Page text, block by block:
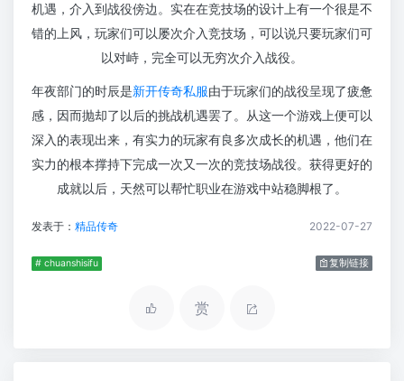
机遇，介入到战役傍边。实在在竞技场的设计上有一个很是不
错的上风，玩家们可以屡次介入竞技场，可以说只要玩家们可
以对峙，完全可以无穷次介入战役。
年夜部门的时辰是新开传奇私服由于玩家们的战役呈现了疲惫
感，因而抛却了以后的挑战机遇罢了。从这一个游戏上便可以
深入的表现出来，有实力的玩家有良多次成长的机遇，他们在
实力的根本撑持下完成一次又一次的竞技场战役。获得更好的
成就以后，天然可以帮忙职业在游戏中站稳脚根了。
发表于： 精品传奇 2022-07-27
# chuanshisifu 复制链接
赏